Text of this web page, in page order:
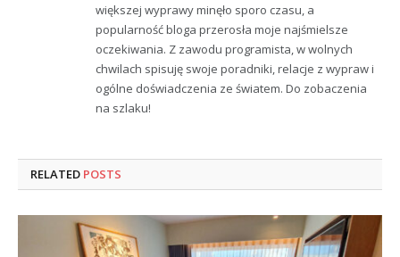
większej wyprawy minęło sporo czasu, a
popularność bloga przerosła moje najśmielsze
oczekiwania. Z zawodu programista, w wolnych
chwilach spisuję swoje poradniki, relacje z wypraw i
ogólne doświadczenia ze światem. Do zobaczenia
na szlaku!
RELATED POSTS